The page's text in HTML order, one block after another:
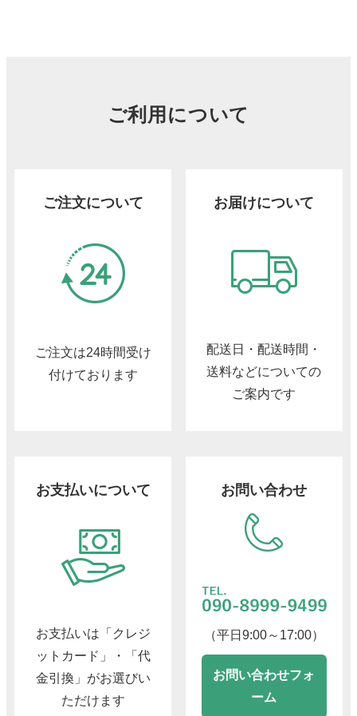
ご利用について
ご注文について
ご注文は24時間受け
付けております
お届けについて
配送日・配送時間・
送料などについての
ご案内です
お支払いについて
お支払いは「クレジ
ットカード」・「代
金引換」がお選びい
ただけます
お問い合わせ
（平日9:00～17:00）
お問い合わせフォ
ーム